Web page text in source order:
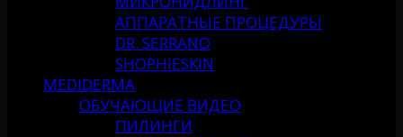
АППАРАТНЫЕ ПРОЦЕДУРЫ
DR. SERRANO
SHOPHIESKIN
MEDIDERMA
ОБУЧАЮЩИЕ ВИДЕО
ПИЛИНГИ